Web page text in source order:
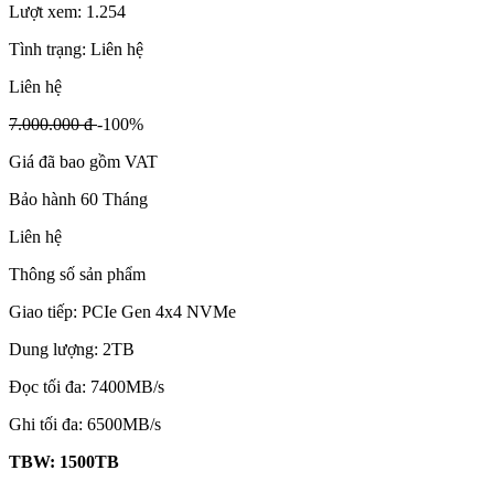
Lượt xem: 1.254
Tình trạng: Liên hệ
Liên hệ
7.000.000 đ-100%
Giá đã bao gồm VAT
Bảo hành 60 Tháng
Liên hệ
Thông số sản phẩm
Giao tiếp: PCIe Gen 4x4 NVMe
Dung lượng: 2TB
Đọc tối đa: 7400MB/s
Ghi tối đa: 6500MB/s
TBW: 1500TB